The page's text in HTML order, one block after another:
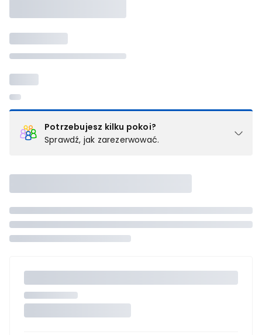
Potrzebujesz kilku pokoi?
Sprawdź, jak zarezerwować.
pokoju (lub apartamencie, willi itd.). Wybierz jedną z ofert z listy
i zarezerwuj ją. Zrób oddzielne rezerwacje dla każdego
kolejnego pokoju lubskontaktuj się z nami,by złożyć
zamówienie u naszego doradcy.
Maksymalna liczba uczestników
maksymalny limit dla 1 pokoju.